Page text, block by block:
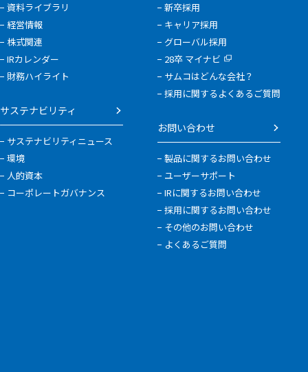
資料ライブラリ
経営情報
株式関連
IRカレンダー
財務ハイライト
サステナビリティ
サステナビリティニュース
環境
人的資本
コーポレートガバナンス
新卒採用
キャリア採用
グローバル採用
28卒 マイナビ
サムコはどんな会社？
採用に関するよくあるご質問
お問い合わせ
製品に関するお問い合わせ
ユーザーサポート
IRに関するお問い合わせ
採用に関するお問い合わせ
その他のお問い合わせ
よくあるご質問